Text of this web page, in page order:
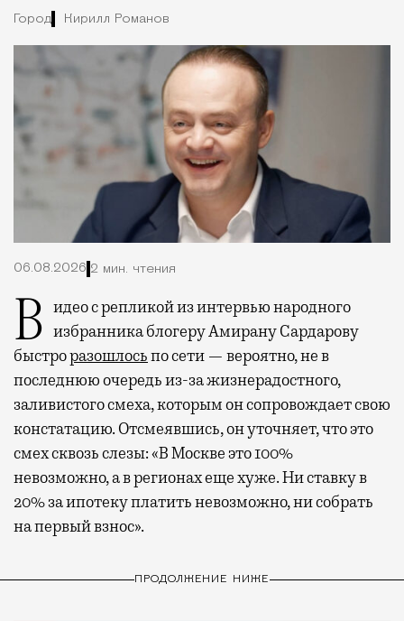
Город Кирилл Романов
06.08.2026 2 мин. чтения
Видео с репликой из интервью народного избранника блогеру Амирану Сардарову
быстроразошлосьпо сети — вероятно, не в
последнюю очередь из-за жизнерадостного,
заливистого смеха, которым он сопровождает свою
констатацию. Отсмеявшись, он уточняет, что это
смех сквозь слезы: «В Москве это 100%
невозможно, а в регионах еще хуже. Ни ставку в
20% за ипотеку платить невозможно, ни собрать
на первый взнос».
ПРОДОЛЖЕНИЕ НИЖЕ